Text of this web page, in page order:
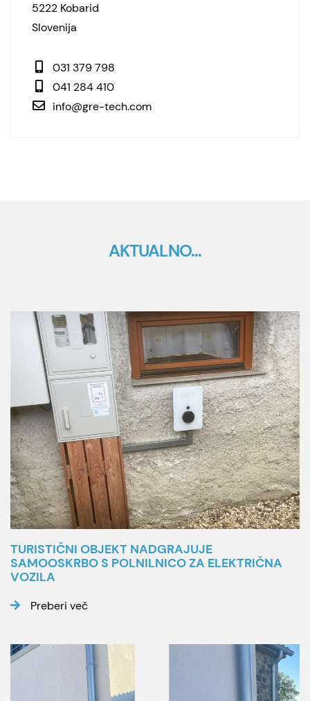
5222 Kobarid
Slovenija
031 379 798
041 284 410
info@gre-tech.com
AKTUALNO...
TURISTIČNI OBJEKT NADGRAJUJE
SAMOOSKRBO S POLNILNICO ZA ELEKTRIČNA
VOZILA
Preberi več